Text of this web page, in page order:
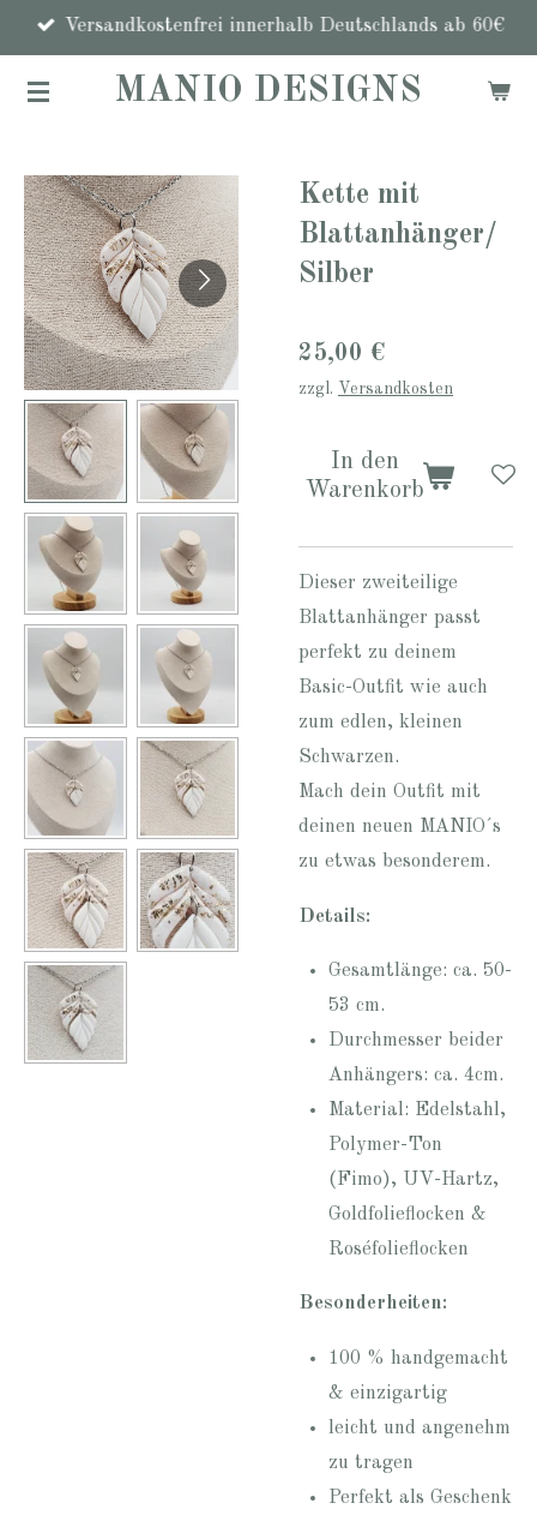
Zum
Hauptinhalt
springen
MANIO DESIGNS
Versandkostenfrei innerhalb Deutschlands ab 60€
Kette mit
Blattanhänger/
Silber
25,00 €
zzgl. Versandkosten
In den
Warenkorb
Dieser zweiteilige
Blattanhänger passt
perfekt zu deinem
Basic-Outfit wie auch
zum edlen, kleinen
Schwarzen.
Mach dein Outfit mit
deinen neuen MANIO´s
zu etwas besonderem.
Details:
Gesamtlänge: ca. 50-
53 cm.
Durchmesser beider
Anhängers: ca. 4cm.
Material: Edelstahl,
Polymer-Ton
(Fimo), UV-Hartz,
Goldfolieflocken &
Roséfolieflocken
Besonderheiten:
100 % handgemacht
& einzigartig
leicht und angenehm
zu tragen
Perfekt als Geschenk